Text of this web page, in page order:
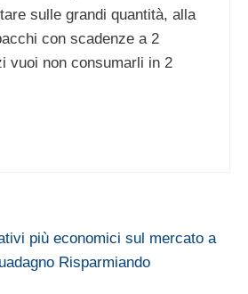
sulle grandi quantità, alla
con scadenze a 2
vuoi non consumarli in 2
più economici sul mercato a
Risparmiando